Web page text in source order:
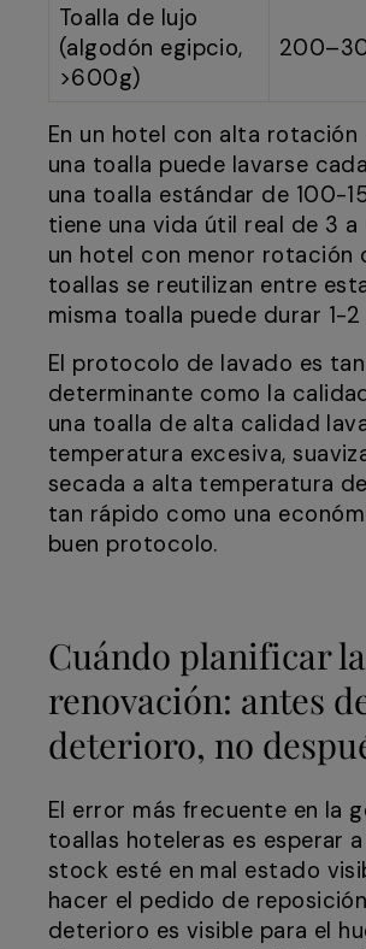
Toalla de lujo
(algodón egipcio,
>600g)
En un hotel con alta
una toalla puede lavarse
una toalla estándar de 100-
tiene una vida útil real de 3 a
un hotel con menor rotación
toallas se reutilizan entre
misma toalla puede durar 1-2
El protocolo de lavado es tan
determinante como la
una toalla de alta calidad
temperatura excesiva,
secada a alta temperatura
tan rápido como una
buen protocolo.
Cuándo planificar la
renovación: antes
deterioro, no
El error más frecuente en la
toallas hoteleras es esperar
stock esté en mal estado
hacer el pedido de
deterioro es visible para el